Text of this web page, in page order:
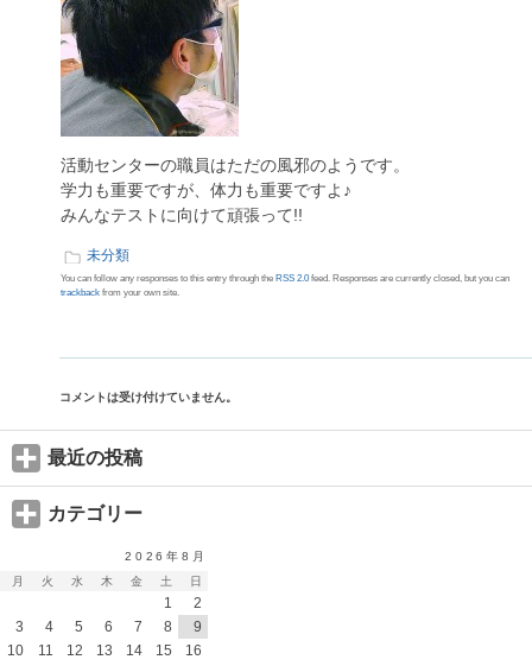
活動センターの職員はただの風邪のようです。
学力も重要ですが、体力も重要ですよ♪
みんなテストに向けて頑張って!!
未分類
You can follow any responses to this entry through the RSS 2.0 feed. Responses are currently closed, but you can
trackback from your own site.
コメントは受け付けていません。
最近の投稿
カテゴリー
2026年8月
月
火 水 木 金 土 日
1
2
3
4 5 6 7 8
9
10
11 12 13 14 15 16